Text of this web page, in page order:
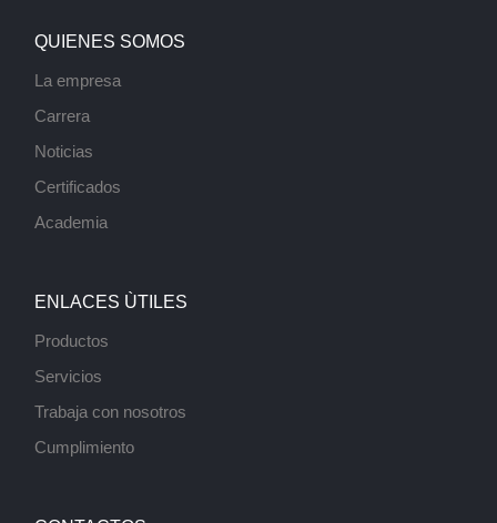
QUIENES SOMOS
La empresa
Carrera
Noticias
Certificados
Academia
ENLACES ÙTILES
Productos
Servicios
Trabaja con nosotros
Cumplimiento